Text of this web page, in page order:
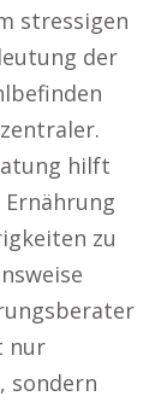
stressigen
der
hilft
zu
nur
sondern